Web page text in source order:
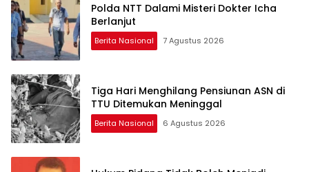
Polda NTT Dalami Misteri Dokter Icha
Berlanjut
Berita Nasional 7 Agustus 2026
Tiga Hari Menghilang Pensiunan ASN di
TTU Ditemukan Meninggal
Berita Nasional 6 Agustus 2026